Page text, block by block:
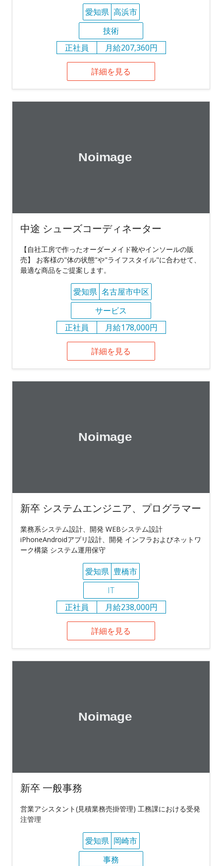
愛知県 高浜市
技術
正社員
月給207,360円
詳細を見る
中途 シューズコーディネーター
【自社工房で作ったオーダーメイド靴やインソールの販
売】 お客様の"体の状態"や"ライフスタイル"に合わせて、
最適な商品をご提案します。
愛知県 名古屋市中区
サービス
正社員
月給178,000円
詳細を見る
新卒 システムエンジニア、プログラマー
業務系システム設計、開発 WEBシステム設計
iPhoneAndroidアプリ設計、開発 インフラおよびネットワ
ーク構築 システム運用保守
愛知県 豊橋市
IT
正社員
月給238,000円
詳細を見る
新卒 一般事務
営業アシスタント(見積業務売掛管理) 工務課における受発
注管理
愛知県 岡崎市
事務